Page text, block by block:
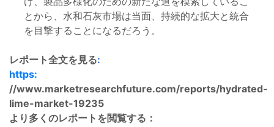
とから、水和石灰市場は当面、持続的な拡大と統合
を目撃することになるだろう。
レポート全文を見る:
https:
//www.marketresearchfuture.com/reports/hydrated-
lime-market-19235
より多くのレポートを閲覧する：